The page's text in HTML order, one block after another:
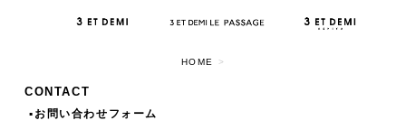
HOME >
CONTACT
▪️お問い合わせフォーム